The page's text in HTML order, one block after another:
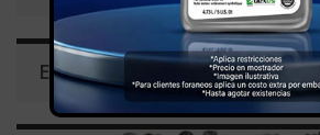
ETIQUETAS